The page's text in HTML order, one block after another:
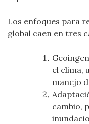
Los enfoques para
global caen en tres
el clima,
manejo
cambio,